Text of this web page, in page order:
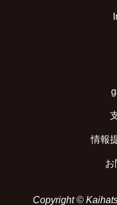
情報
お
Copyright ©